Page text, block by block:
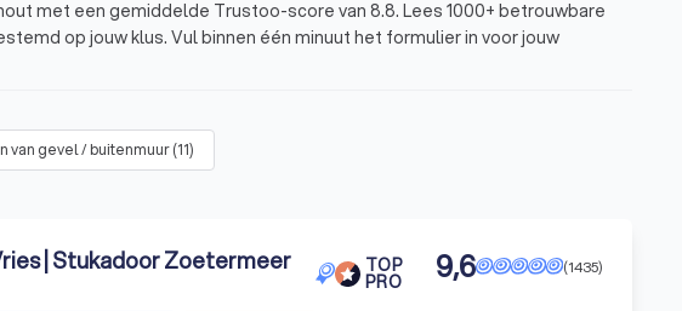
met een gemiddelde Trustoo-score van 8.8. Lees 1000+ betrouwbare
op jouw klus. Vul binnen één minuut het formulier in voor jouw
van gevel / buitenmuur(11)
| Stukadoor Zoetermeer
TOP
PRO
(1435)
9,6